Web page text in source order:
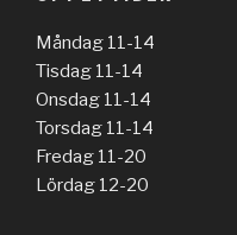
Måndag 11-14
Tisdag 11-14
Onsdag 11-14
Torsdag 11-14
Fredag 11-20
Lördag 12-20